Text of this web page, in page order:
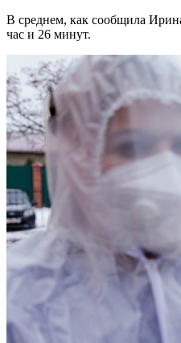
В среднем, как сообщила
час и 26 минут.